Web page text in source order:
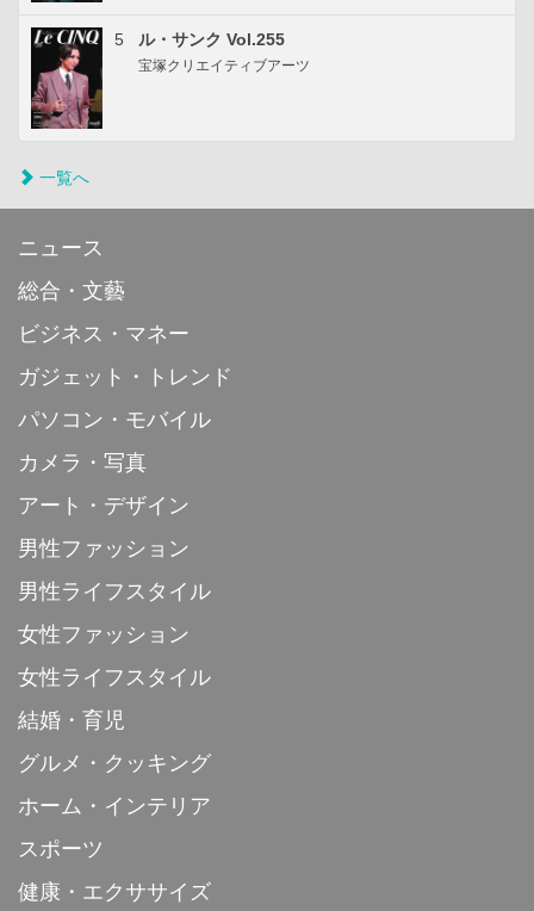
5 ル・サンク Vol.255
宝塚クリエイティブアーツ
一覧へ
ニュース
総合・文藝
ビジネス・マネー
ガジェット・トレンド
パソコン・モバイル
カメラ・写真
アート・デザイン
男性ファッション
男性ライフスタイル
女性ファッション
女性ライフスタイル
結婚・育児
グルメ・クッキング
ホーム・インテリア
スポーツ
健康・エクササイズ